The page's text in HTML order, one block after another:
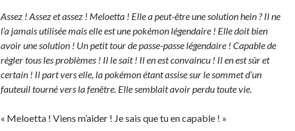
Assez ! Assez et assez ! Meloetta ! Elle a peut-être une solution hein ? Il ne
l’a jamais utilisée mais elle est une pokémon légendaire ! Elle doit bien
avoir une solution ! Un petit tour de passe-passe légendaire ! Capable de
régler tous les problèmes ! Il le sait ! Il en est convaincu ! Il en est sûr et
certain ! Il part vers elle, la pokémon étant assise sur le sommet d’un
fauteuil tourné vers la fenêtre. Elle semblait avoir perdu toute vie.
« Meloetta ! Viens m’aider ! Je sais que tu en capable ! »